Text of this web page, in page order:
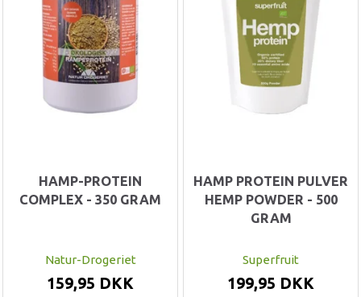
HAMP-PROTEIN
COMPLEX - 350 GRAM
Natur-Drogeriet
159,95 DKK
HAMP PROTEIN PULVER
HEMP POWDER - 500
GRAM
Superfruit
199,95 DKK